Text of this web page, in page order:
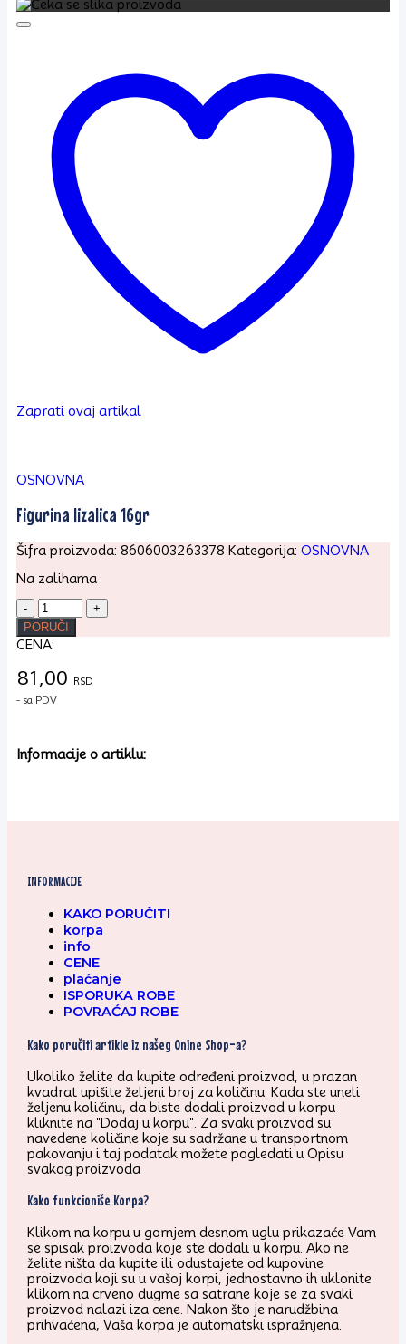
Zaprati ovaj artikal
OSNOVNA
Figurina lizalica 16gr
Šifra proizvoda: 8606003263378 Kategorija: OSNOVNA
Na zalihama
Figurina
lizalica
16gr
količina
PORUČI
CENA:
81,00 RSD
- sa PDV
Informacije o artiklu:
INFORMACIJE
KAKO PORUČITI
korpa
info
CENE
plaćanje
ISPORUKA ROBE
POVRAĆAJ ROBE
Kako poručiti artikle iz našeg Onine Shop-a?
Ukoliko želite da kupite određeni proizvod, u prazan
kvadrat upišite željeni broj za količinu. Kada ste uneli
željenu količinu, da biste dodali proizvod u korpu
kliknite na "Dodaj u korpu". Za svaki proizvod su
navedene količine koje su sadržane u transportnom
pakovanju i taj podatak možete pogledati u Opisu
svakog proizvoda
Kako funkcioniše Korpa?
Klikom na korpu u gornjem desnom uglu prikazaće Vam
se spisak proizvoda koje ste dodali u korpu. Ako ne
želite ništa da kupite ili odustajete od kupovine
proizvoda koji su u vašoj korpi, jednostavno ih uklonite
klikom na crveno dugme sa satrane koje se za svaki
proizvod nalazi iza cene. Nakon što je narudžbina
prihvaćena, Vaša korpa je automatski ispražnjena.